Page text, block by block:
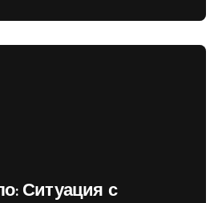
Ситуация с